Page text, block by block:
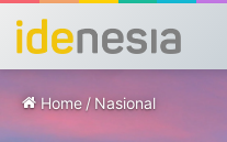
Home / Nasional